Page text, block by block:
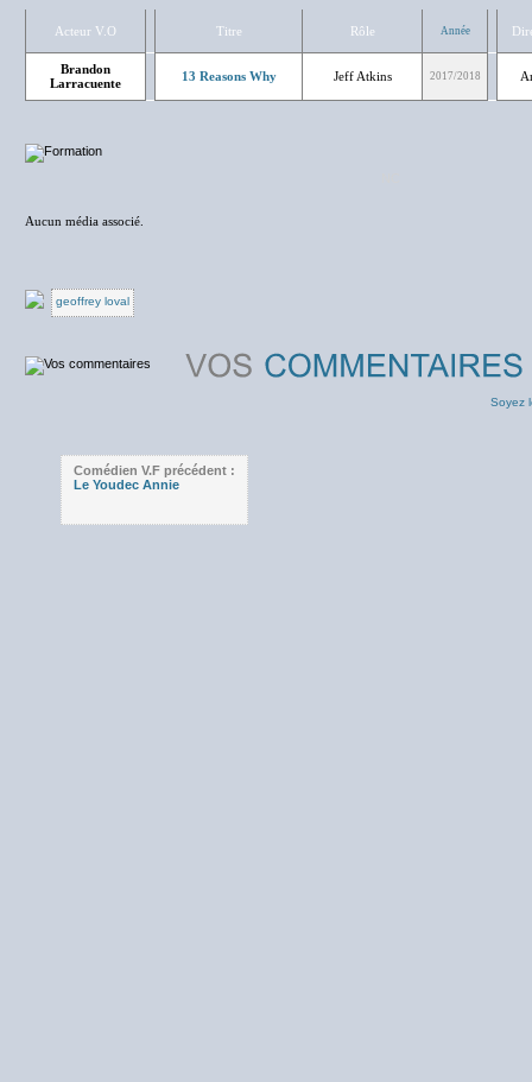
Acteur V.O Titre Rôle Année
Brandon
Larracuente
13 Reasons Why Jeff Atkins 2017/2018
Aucun média associé.
geoffrey loval
Soyez
Comédien V.F précédent :
Le Youdec Annie